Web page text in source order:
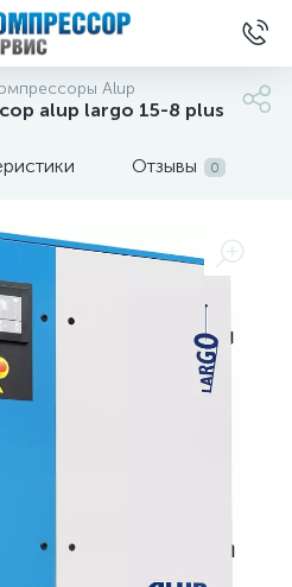
Alup
alup largo 15-8 plus
Отзывы 0